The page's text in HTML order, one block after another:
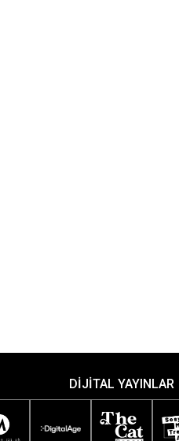
DİJİTAL YAYINLAR